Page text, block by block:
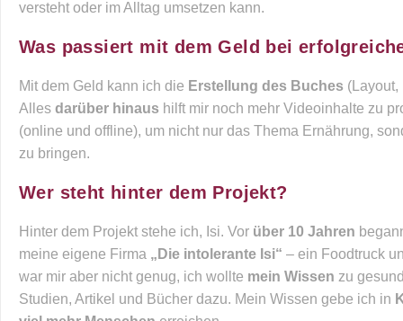
versteht oder im Alltag umsetzen kann.
Was passiert mit dem Geld bei
Mit dem Geld kann ich die Erstellung des Buches
Alles darüber hinaus hilft mir noch mehr Videoinhalte zu
(online und offline), um nicht nur das Thema Ernährung,
zu bringen.
Wer steht hinter dem Projekt?
Hinter dem Projekt stehe ich, Isi. Vor über 10 Jahren
meine eigene Firma „Die intolerante Isi“ – ein Foodtruck
war mir aber nicht genug, ich wollte mein Wissen zu
Studien, Artikel und Bücher dazu. Mein Wissen gebe ich in